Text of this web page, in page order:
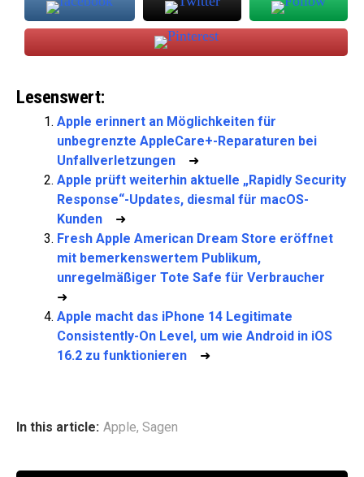
Lesenswert:
Apple erinnert an Möglichkeiten für
unbegrenzte AppleCare+-Reparaturen bei
Unfallverletzungen ➜
Apple prüft weiterhin aktuelle „Rapidly Security
Response“-Updates, diesmal für macOS-
Kunden ➜
Fresh Apple American Dream Store eröffnet
mit bemerkenswertem Publikum,
unregelmäßiger Tote Safe für Verbraucher
➜
Apple macht das iPhone 14 Legitimate
Consistently-On Level, um wie Android in iOS
16.2 zu funktionieren ➜
In this article: Apple, Sagen